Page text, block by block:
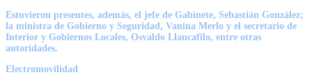
Estuvieron presentes, además, el jefe de Gabinete, Sebastián González;
la ministra de Gobierno y Seguridad, Vanina Merlo y el secretario de
Interior y Gobiernos Locales, Osvaldo Llancafilo, entre otras
autoridades.
Electromovilidad